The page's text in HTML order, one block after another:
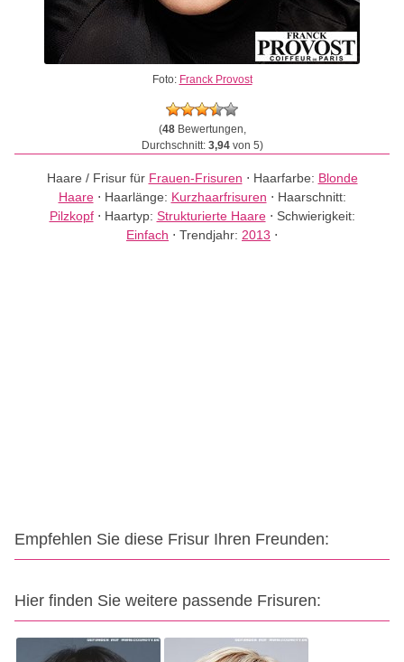
Foto: Franck Provost
(48Bewertungen,
Durchschnitt: 3,94von 5)
Haare / Frisur für Frauen-Frisuren ⋅ Haarfarbe: Blonde
Haare⋅ Haarlänge: Kurzhaarfrisuren ⋅ Haarschnitt:
Pilzkopf⋅ Haartyp: Strukturierte Haare⋅ Schwierigkeit:
Einfach ⋅ Trendjahr: 2013 ⋅
Empfehlen Sie diese Frisur Ihren Freunden:
Hier finden Sie weitere passende Frisuren: